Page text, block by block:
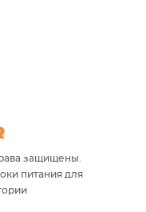
защищены.
питания для